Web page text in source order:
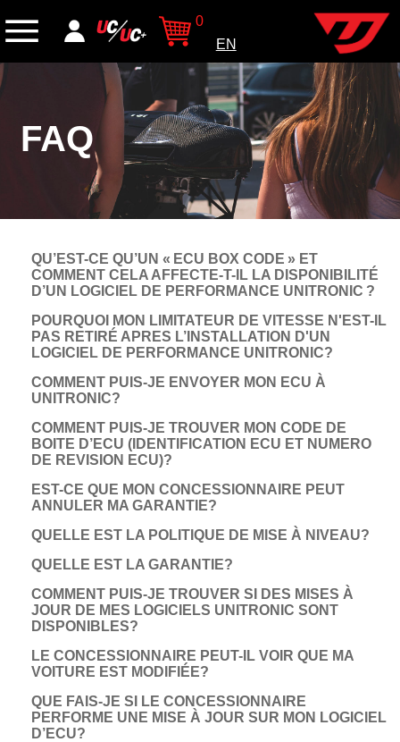
0
EN
FAQ
QU’EST-CE QU’UN « ECU BOX CODE » ET
COMMENT CELA AFFECTE-T-IL LA DISPONIBILITÉ
D’UN LOGICIEL DE PERFORMANCE UNITRONIC ?
POURQUOI MON LIMITATEUR DE VITESSE N'EST-IL
PAS RETIRÉ APRES L’INSTALLATION D'UN
LOGICIEL DE PERFORMANCE UNITRONIC?
COMMENT PUIS-JE ENVOYER MON ECU À
UNITRONIC?
COMMENT PUIS-JE TROUVER MON CODE DE
BOITE D’ECU (IDENTIFICATION ECU ET NUMERO
DE REVISION ECU)?
EST-CE QUE MON CONCESSIONNAIRE PEUT
ANNULER MA GARANTIE?
QUELLE EST LA POLITIQUE DE MISE À NIVEAU?
QUELLE EST LA GARANTIE?
COMMENT PUIS-JE TROUVER SI DES MISES À
JOUR DE MES LOGICIELS UNITRONIC SONT
DISPONIBLES?
LE CONCESSIONNAIRE PEUT-IL VOIR QUE MA
VOITURE EST MODIFIÉE?
QUE FAIS-JE SI LE CONCESSIONNAIRE
PERFORME UNE MISE À JOUR SUR MON LOGICIEL
D’ECU?